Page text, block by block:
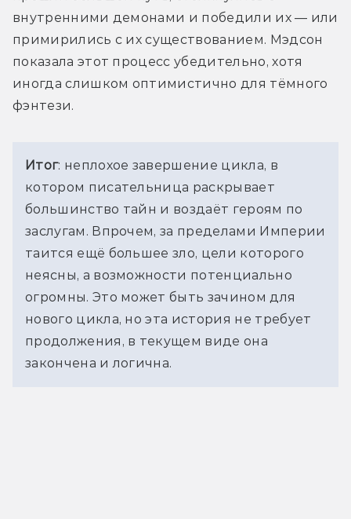
внутренними демонами и победили их — или
примирились с их существованием. Мэдсон
показала этот процесс убедительно, хотя
иногда слишком оптимистично для тёмного
фэнтези.
Итог: неплохое завершение цикла, в
котором писательница раскрывает
большинство тайн и воздаёт героям по
заслугам. Впрочем, за пределами Империи
таится ещё большее зло, цели которого
неясны, а возможности потенциально
огромны. Это может быть зачином для
нового цикла, но эта история не требует
продолжения, в текущем виде она
закончена и логична.